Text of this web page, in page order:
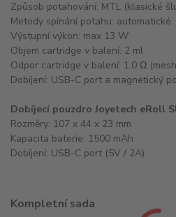
Způsob potahování: MTL (klasické
Metody spínání potahu: automatické
Výstupní výkon: max 13 W
Objem cartridge v balení: 2 ml
Odpor cartridge v balení: 1.0 Ω
Dobíjení: USB-C port a magnetický
Dobíjecí pouzdro Joyetech eRoll
Rozměry: 107 x 44 x 23 mm
Kapacita baterie: 1500 mAh
Dobíjení: USB-C port (5V / 2A)
Kompletní sada